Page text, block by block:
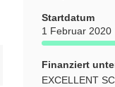
Startdatum
1 Februar 2020
Finanziert
EXCELLENT